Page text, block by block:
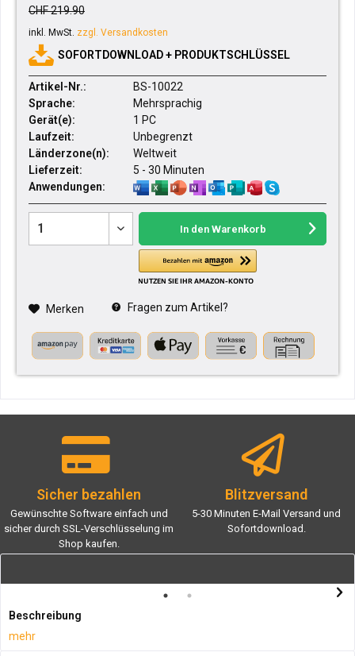
CHF 219.90
inkl. MwSt. zzgl. Versandkosten
SOFORTDOWNLOAD + PRODUKTSCHLÜSSEL
Artikel-Nr.:
BS-10022
Sprache:
Mehrsprachig
Gerät(e):
1 PC
Laufzeit:
Unbegrenzt
Länderzone(n):
Weltweit
Lieferzeit:
5 - 30 Minuten
Anwendungen:
In den Warenkorb
Merken Fragen zum Artikel?
Sicher bezahlen
Gewünschte Software einfach und
sicher durch SSL-Verschlüsselung im
Shop kaufen.
Blitzversand
5-30 Minuten E-Mail Versand und
Sofortdownload.
Beschreibung
mehr